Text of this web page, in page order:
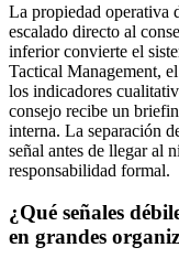
La propiedad operativa
escalado directo al
inferior convierte el
Tactical Management,
los indicadores
consejo recibe un
interna. La separación
señal antes de llegar al
responsabilidad formal.
¿Qué señales
en grandes